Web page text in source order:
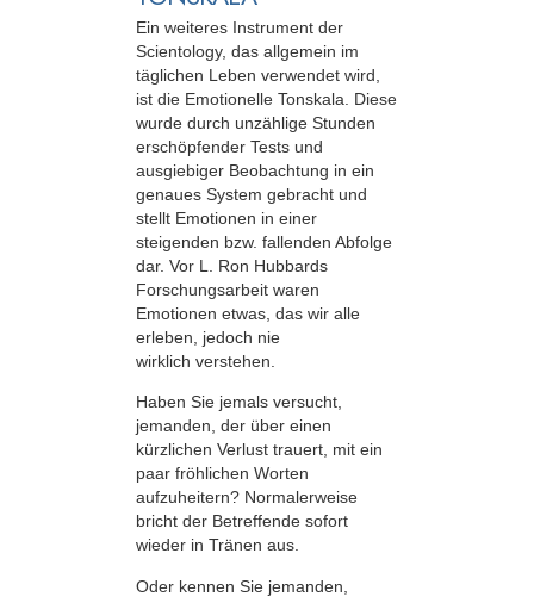
Ein weiteres Instrument der
Scientology, das allgemein im
täglichen Leben verwendet wird,
ist die Emotionelle Tonskala. Diese
wurde durch unzählige Stunden
erschöpfender Tests und
ausgiebiger Beobachtung in ein
genaues System gebracht und
stellt Emotionen in einer
steigenden bzw. fallenden Abfolge
dar. Vor L. Ron Hubbards
Forschungsarbeit waren
Emotionen etwas, das wir alle
erleben, jedoch nie
wirklich verstehen.
Haben Sie jemals versucht,
jemanden, der über einen
kürzlichen Verlust trauert, mit ein
paar fröhlichen Worten
aufzuheitern? Normalerweise
bricht der Betreffende sofort
wieder in Tränen aus.
Oder kennen Sie jemanden,